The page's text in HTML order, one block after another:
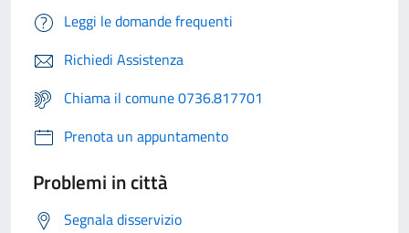
Leggi le domande frequenti
Richiedi Assistenza
Chiama il comune 0736.817701
Prenota un appuntamento
Problemi in città
Segnala disservizio